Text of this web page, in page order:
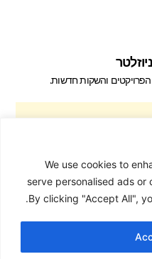
We use cookies to
serve personalised ads
By clicking "Accept All",
והשקות חדשות.